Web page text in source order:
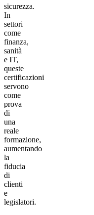
sicurezza.
In
settori
come
finanza,
sanità
e IT,
queste
certificazioni
servono
come
prova
di
una
reale
formazione,
aumentando
la
fiducia
di
clienti
e
legislatori.